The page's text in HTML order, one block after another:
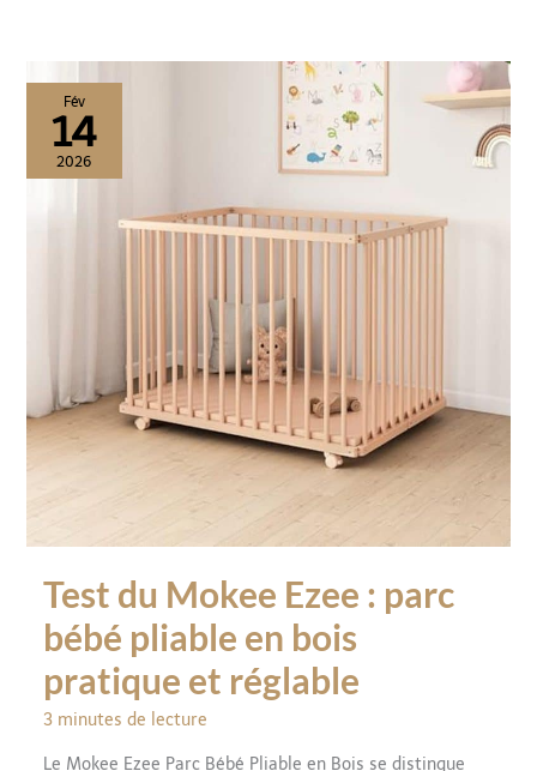
Fév
14
2026
Test du Mokee Ezee : parc
bébé pliable en bois
pratique et réglable
3 minutes de lecture
Le Mokee Ezee Parc Bébé Pliable en Bois se distingue